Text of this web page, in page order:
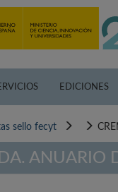
EDICIONES
sello fecyt
ANUARIO